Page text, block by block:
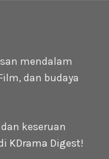
mendalam
dan budaya
keseruan
KDrama Digest!